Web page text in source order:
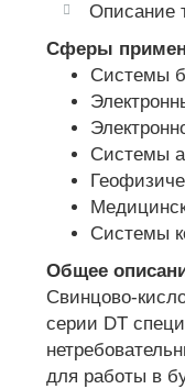
Описание
Сферы
Системы
Системы
Системы
Общее
Свинцово-
серии DT
для работы в